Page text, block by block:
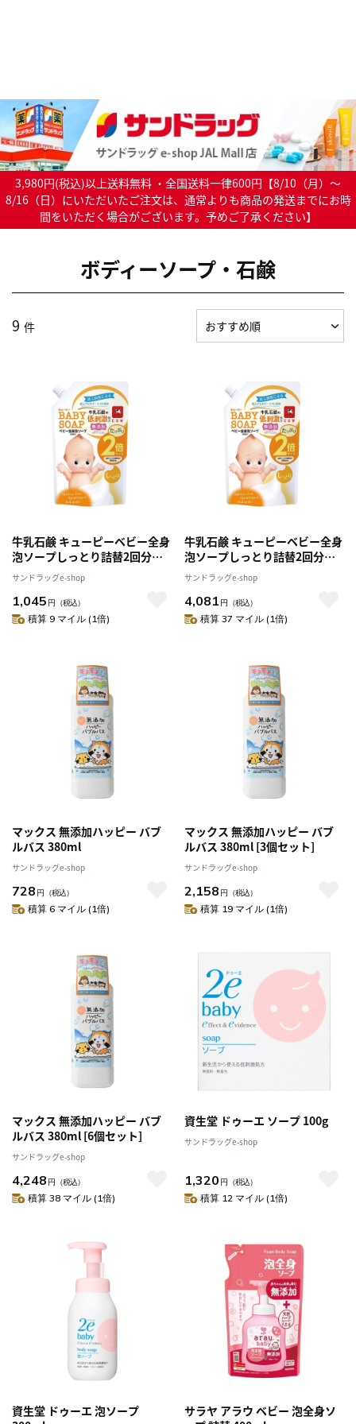
3,980円(税込)以上送料無料 ・全国送料一律600円【8/10（月）～
8/16（日）にいただいたご注文は、通常よりも商品の発送までにお時
間をいただく場合がございます。予めご了承ください】
ボディーソープ・石鹸
9 件
牛乳石鹸 キューピーベビー全身
泡ソープしっとり詰替2回分
700ml
サンドラッグe-shop
1,045 円 （税込）
積算 9 マイル (1倍)
牛乳石鹸 キューピーベビー全身
泡ソープしっとり詰替2回分
700ml [4個セット]
サンドラッグe-shop
4,081 円 （税込）
積算 37 マイル (1倍)
マックス 無添加ハッピー バブ
ルバス 380ml
サンドラッグe-shop
728 円 （税込）
積算 6 マイル (1倍)
マックス 無添加ハッピー バブ
ルバス 380ml [3個セット]
サンドラッグe-shop
2,158 円 （税込）
積算 19 マイル (1倍)
マックス 無添加ハッピー バブ
ルバス 380ml [6個セット]
サンドラッグe-shop
4,248 円 （税込）
積算 38 マイル (1倍)
資生堂 ドゥーエ ソープ 100g
サンドラッグe-shop
1,320 円 （税込）
積算 12 マイル (1倍)
資生堂 ドゥーエ 泡ソープ
サラヤ アラウ ベビー 泡全身ソ